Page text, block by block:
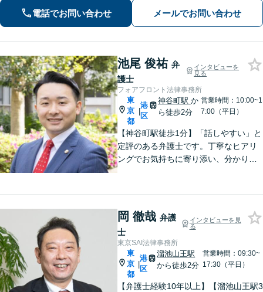
続にも対応。他士業連携によりワンス
トップでの対応も可能です。
電話でお問い合わせ メールでお問い合わせ
池尾 俊祐 弁
護士
インタビューを
見る
フォアフロント法律事務所
東
京
都
|
港
区
神谷町駅 か
ら徒歩2分
営業時間：10:00~1
7:00（平日）
【神谷町駅徒歩1分】「話しやすい」と
定評のある弁護士です。丁寧なヒアリ
ングでお気持ちに寄り添い、分かりや
など、難しい事案も諦めずにまずはご
相談ください。【web面談可能】
岡 徹哉 弁護
士
インタビューを見
る
東京SAI法律事務所
東
京
都
|
港
区
溜池山王駅
から徒歩2分
営業時間：09:30~
17:30（平日）
【弁護士経験10年以上】【溜池山王駅3